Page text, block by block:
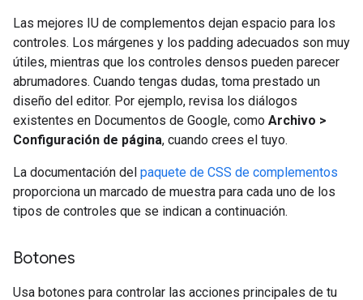
Las mejores IU de complementos dejan espacio para los
controles. Los márgenes y los padding adecuados son muy
útiles, mientras que los controles densos pueden parecer
abrumadores. Cuando tengas dudas, toma prestado un
diseño del editor. Por ejemplo, revisa los diálogos
existentes en Documentos de Google, como Archivo >
Configuración de página, cuando crees el tuyo.
La documentación del paquete de CSS de complementos
proporciona un marcado de muestra para cada uno de los
tipos de controles que se indican a continuación.
Botones
Usa botones para controlar las acciones principales de tu